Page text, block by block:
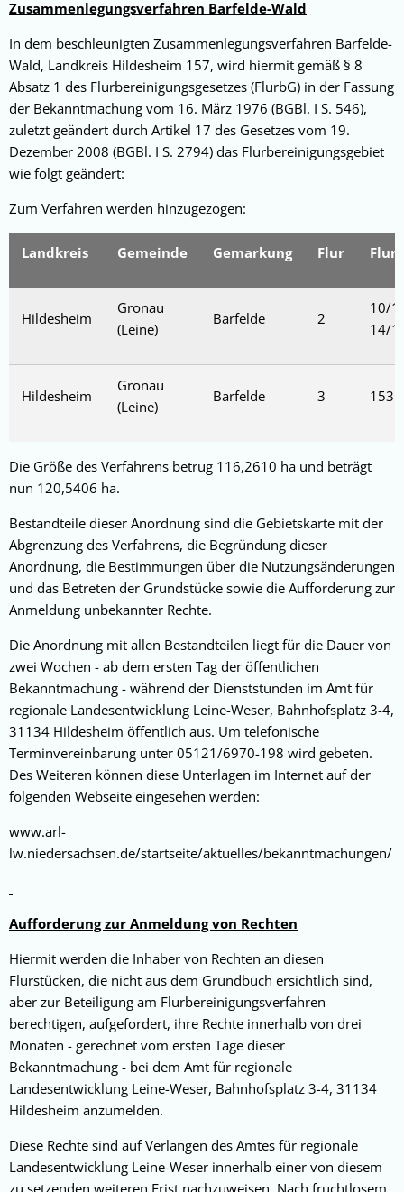
Zusammenlegungsverfahren Barfelde-Wald
In dem beschleunigten Zusammenlegungsverfahren Barfelde-
Wald, Landkreis Hildesheim 157, wird hiermit gemäß § 8
Absatz 1 des Flurbereinigungsgesetzes (FlurbG) in der Fassung
der Bekanntmachung vom 16. März 1976 (BGBl. I S. 546),
zuletzt geändert durch Artikel 17 des Gesetzes vom 19.
Dezember 2008 (BGBl. I S. 2794) das Flurbereinigungsgebiet
wie folgt geändert:
Zum Verfahren werden hinzugezogen:
Landkreis Gemeinde Gemarkung Flur
Hildesheim
Gronau
(Leine)
Barfelde 2
10/
14/1
Hildesheim
Gronau
(Leine)
Barfelde 3 153
Die Größe des Verfahrens betrug 116,2610 ha und beträgt
nun 120,5406 ha.
Bestandteile dieser Anordnung sind die Gebietskarte mit der
Abgrenzung des Verfahrens, die Begründung dieser
Anordnung, die Bestimmungen über die Nutzungsänderungen
und das Betreten der Grundstücke sowie die Aufforderung zur
Anmeldung unbekannter Rechte.
Die Anordnung mit allen Bestandteilen liegt für die Dauer von
zwei Wochen - ab dem ersten Tag der öffentlichen
Bekanntmachung - während der Dienststunden im Amt für
regionale Landesentwicklung Leine-Weser, Bahnhofsplatz 3-4,
31134 Hildesheim öffentlich aus. Um telefonische
Terminvereinbarung unter 05121/6970-198 wird gebeten.
Des Weiteren können diese Unterlagen im Internet auf der
folgenden Webseite eingesehen werden:
www.arl-
lw.niedersachsen.de/startseite/aktuelles/bekanntmachungen/
Aufforderung zur Anmeldung von Rechten
Hiermit werden die Inhaber von Rechten an diesen
Flurstücken, die nicht aus dem Grundbuch ersichtlich sind,
aber zur Beteiligung am Flurbereinigungsverfahren
berechtigen, aufgefordert, ihre Rechte innerhalb von drei
Monaten - gerechnet vom ersten Tage dieser
Bekanntmachung - bei dem Amt für regionale
Landesentwicklung Leine-Weser, Bahnhofsplatz 3-4, 31134
Hildesheim anzumelden.
Diese Rechte sind auf Verlangen des Amtes für regionale
Landesentwicklung Leine-Weser innerhalb einer von diesem
zu setzenden weiteren Frist nachzuweisen. Nach fruchtlosem